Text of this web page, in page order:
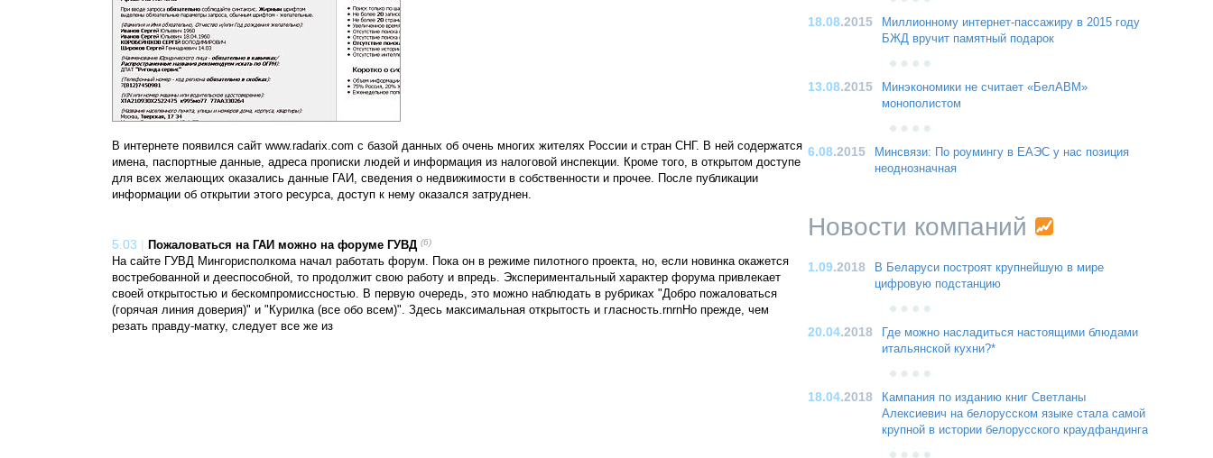
В интернете появился сайт www.radarix.com с базой данных об очень многих жителях России и стран СНГ. В ней содержатся
имена, паспортные данные, адреса прописки людей и информация из налоговой инспекции. Кроме того, в открытом доступе
для всех желающих оказались данные ГАИ, сведения о недвижимости в собственности и прочее. После публикации
информации об открытии этого ресурса, доступ к нему оказался затруднен.
5.03 | Пожаловаться на ГАИ можно на форуме ГУВД (6)
На сайте ГУВД Мингорисполкома начал работать форум. Пока он в режиме пилотного проекта, но, если новинка окажется
востребованной и дееспособной, то продолжит свою работу и впредь. Экспериментальный характер форума привлекает
своей открытостью и бескомпромиссностью. В первую очередь, это можно наблюдать в рубриках "Добро пожаловаться
(горячая линия доверия)" и "Курилка (все обо всем)". Здесь максимальная открытость и гласность.rnrnНо прежде, чем
резать правду-матку, следует все же из
18.08.2015
Миллионному интернет-пассажиру в 2015 году
БЖД вручит памятный подарок
13.08.2015
Минэкономики не считает «БелАВМ»
монополистом
6.08.2015
Минсвязи: По роумингу в ЕАЭС у нас позиция
неоднозначная
Новости компаний
1.09.2018
В Беларуси построят крупнейшую в мире
цифровую подстанцию
20.04.2018
Где можно насладиться настоящими блюдами
итальянской кухни?*
18.04.2018
Кампания по изданию книг Светланы
Алексиевич на белорусском языке стала самой
крупной в истории белорусского краудфандинга